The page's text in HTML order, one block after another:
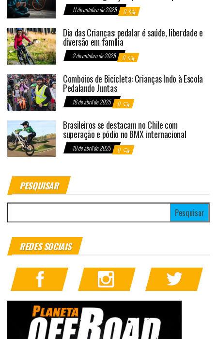
11 de outubro de 2025 0
Dia das Crianças: pedalar é saúde, liberdade e
diversão em família
2 de outubro de 2025 0
Comboios de Bicicleta: Crianças Indo à Escola
Pedalando Juntas
16 de abril de 2025 0
Brasileiros se destacam no Chile com
superação e pódio no BMX internacional
10 de abril de 2025 0
PESQUISAR
REDES SOCIAIS